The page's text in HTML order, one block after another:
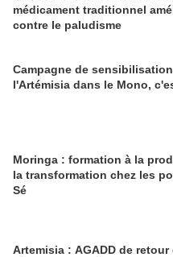
médicament traditionnel
contre le paludisme
Campagne de
l'Artémisia dans le Mono,
Moringa : formation à la
la transformation chez les
Sé
Artemisia : AGADD de retour